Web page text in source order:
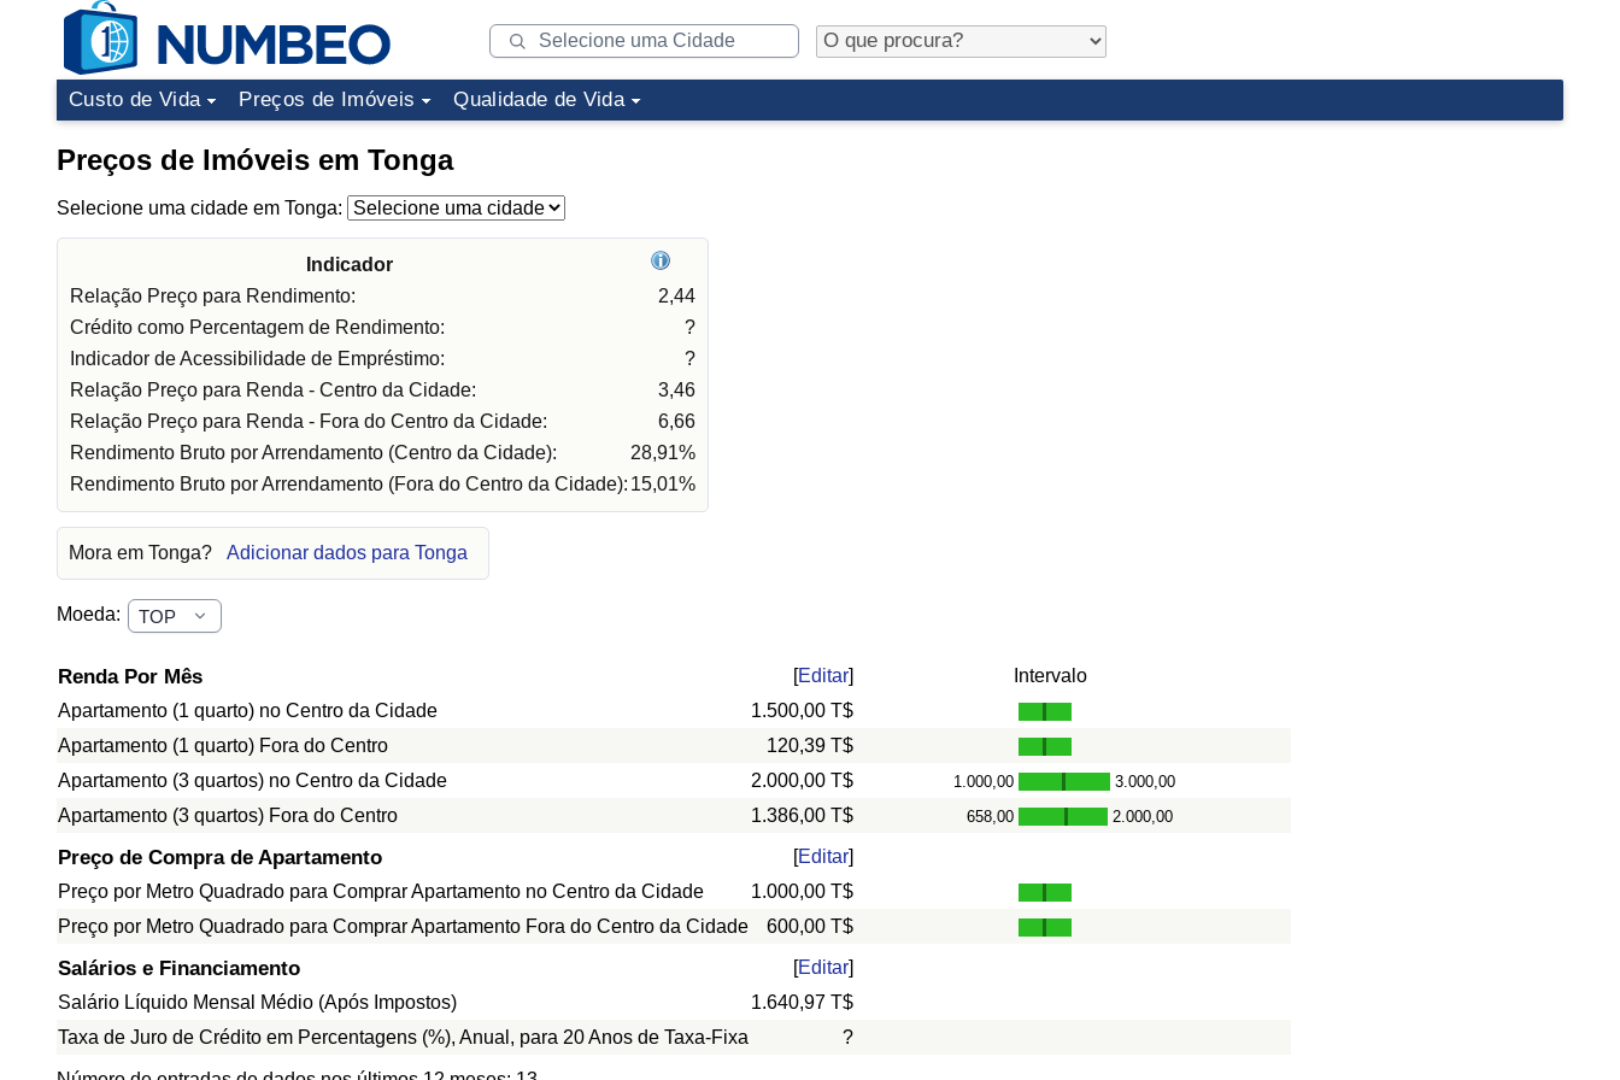
Custo de Vida Preços de Imóveis Qualidade de Vida
Preços de Imóveis em Tonga
Selecione uma cidade em Tonga:
Indicador
Relação Preço para Rendimento:
2,44
Crédito como Percentagem de Rendimento:
?
Indicador de Acessibilidade de Empréstimo:
?
Relação Preço para Renda - Centro da Cidade:
3,46
Relação Preço para Renda - Fora do Centro da Cidade:
6,66
Rendimento Bruto por Arrendamento (Centro da Cidade):
28,91%
Rendimento Bruto por Arrendamento (Fora do Centro da Cidade): 15,01%
Mora em Tonga? Adicionar dados para Tonga
Moeda:
Renda Por Mês [Editar]
Intervalo
Apartamento (1 quarto) no Centro da Cidade
1.500,00 T$
Apartamento (1 quarto) Fora do Centro
120,39 T$
Apartamento (3 quartos) no Centro da Cidade
2.000,00 T$ 1.000,00 - 3.000,00
Apartamento (3 quartos) Fora do Centro 1.386,00 T$ 658,00 - 2.000,00
Preço de Compra de Apartamento [Editar]
Preço por Metro Quadrado para Comprar Apartamento no Centro da Cidade
1.000,00 T$
Preço por Metro Quadrado para Comprar Apartamento Fora do Centro da Cidade
600,00 T$
Salários e Financiamento [Editar]
Salário Líquido Mensal Médio (Após Impostos)
1.640,97 T$
Taxa de Juro de Crédito em Percentagens (%), Anual, para 20 Anos de Taxa-Fixa
?